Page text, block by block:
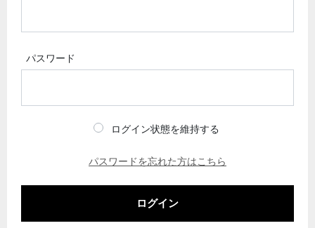
パスワード
ログイン状態を維持する
パスワードを忘れた方はこちら
ログイン